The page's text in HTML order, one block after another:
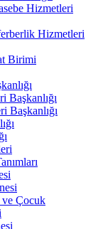
Hizmetleri
Hizmetleri
Birimi
Başkanlığı
Başkanlığı
ve Çocuk